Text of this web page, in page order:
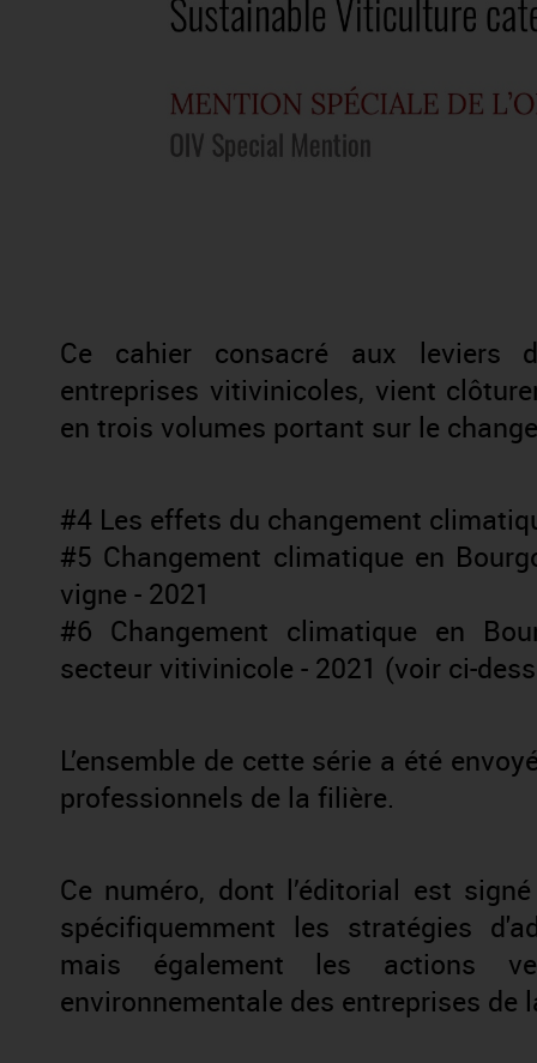
Ce cahier consacré aux leviers
entreprises vitivinicoles, vient
en trois volumes portant sur le
#4 Les effets du changement
#5 Changement climatique en
vigne - 2021
#6 Changement climatique en
secteur vitivinicole - 2021 (voir ci-
L’ensemble de cette série a été
professionnels de la filière.
Ce numéro, dont l’éditorial est
spécifiquemment les stratégies
mais également les actions
environnementale des entreprises de